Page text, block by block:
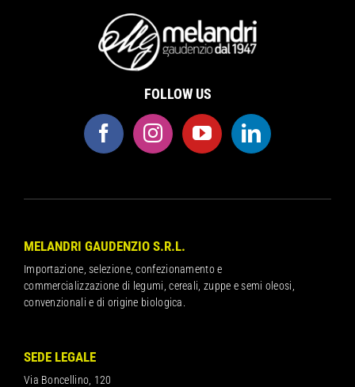
FOLLOW US
MELANDRI GAUDENZIO S.R.L.
Importazione, selezione, confezionamento e
commercializzazione di legumi, cereali, zuppe e semi oleosi,
convenzionali e di origine biologica.
SEDE LEGALE
Via Boncellino, 120